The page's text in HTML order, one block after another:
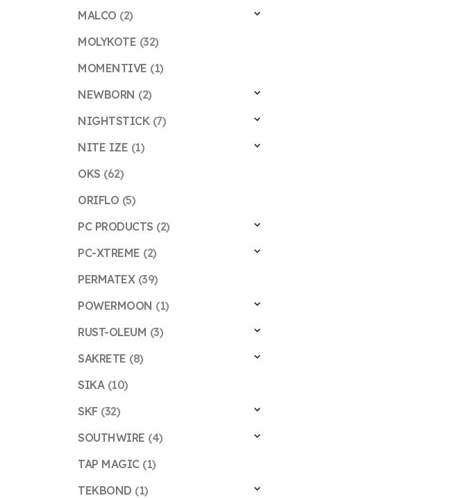
MALCO (2)
MOLYKOTE (32)
MOMENTIVE (1)
NEWBORN (2)
NIGHTSTICK (7)
NITE IZE (1)
OKS (62)
ORIFLO (5)
PC PRODUCTS (2)
PC-XTREME (2)
PERMATEX (39)
POWERMOON (1)
RUST-OLEUM (3)
SAKRETE (8)
SIKA (10)
SKF (32)
SOUTHWIRE (4)
TAP MAGIC (1)
TEKBOND (1)